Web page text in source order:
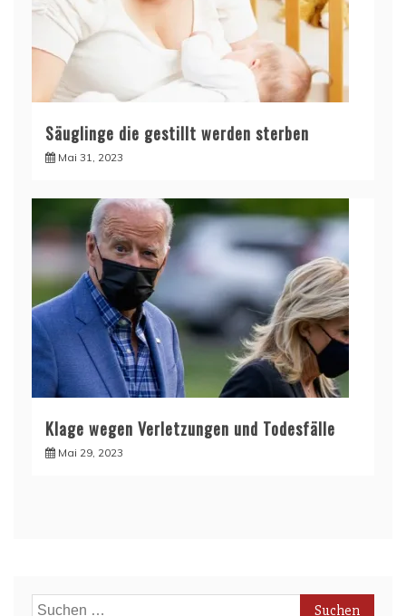
Säuglinge die gestillt werden sterben
Mai 31, 2023
Klage wegen Verletzungen und Todesfälle
Mai 29, 2023
Suchen